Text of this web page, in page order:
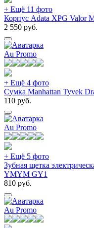
+ Ещё 11 фото
Корпус Adata XPG Valor
2 550 руб.
Au Promo
+ Ещё 4 фото
Сумка Manhattan Tyvek
110 руб.
Au Promo
+ Ещё 5 фото
Зубная щетка
YMYM GY1
810 руб.
Au Promo